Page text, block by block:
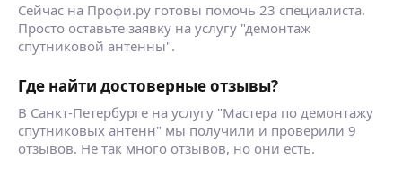
Сейчас на Профи.ру готовы помочь 23 специалиста.
Просто оставьте заявку на услугу "демонтаж
спутниковой антенны".
Где найти достоверные отзывы?
В Санкт-Петербурге на услугу "Мастера по демонтажу
спутниковых антенн" мы получили и проверили 9
отзывов. Не так много отзывов, но они есть.